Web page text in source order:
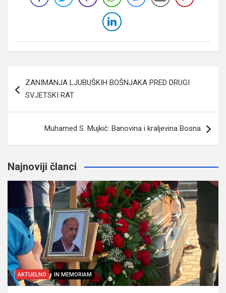
članaka
ZANIMANJA LJUBUŠKIH BOŠNJAKA PRED DRUGI
SVJETSKI RAT
Muhamed S. Mujkić: Banovina i kraljevina Bosna
Najnoviji članci
AKTUELNO IN MEMORIAM